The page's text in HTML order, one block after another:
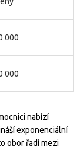
000
000
nabízí
exponenciální
obor řadí mezi